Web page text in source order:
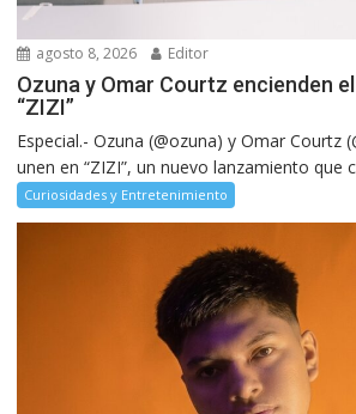
agosto 8, 2026 Editor
Ozuna y Omar Courtz encienden
“ZIZI”
Especial.- Ozuna (@ozuna) y Omar Courtz
unen en “ZIZI”, un nuevo lanzamiento que
Curiosidades y Entretenimiento